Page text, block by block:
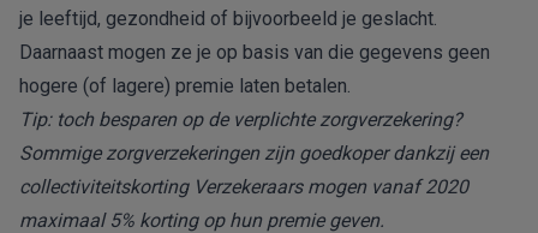
je leeftijd, gezondheid of bijvoorbeeld je geslacht.
Daarnaast mogen ze je op basis van die gegevens geen
hogere (of lagere) premie laten betalen.
Tip: toch besparen op de verplichte zorgverzekering?
Sommige zorgverzekeringen zijn goedkoper dankzij een
collectiviteitskortingVerzekeraars mogen vanaf 2020
maximaal 5% korting op hun premie geven.